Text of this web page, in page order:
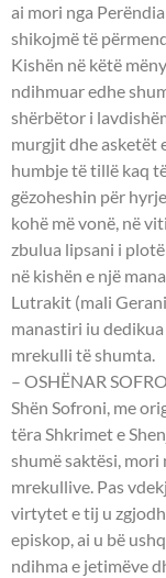
ai mori nga
shikojmë të
Kishën në këtë
ndihmuar edhe
shërbëtor i
murgjit dhe asketët
humbje të tillë kaq
gëzoheshin për
kohë më vonë, në
zbulua lipsani i
në kishën e një
Lutrakit (mali
manastiri iu
mrekulli të shumta.
– OSHËNAR
Shën Sofroni, me
tëra Shkrimet e
shumë saktësi, mori
mrekullive. Pas
virtytet e tij u
episkop, ai u bë
ndihma e jetimëve